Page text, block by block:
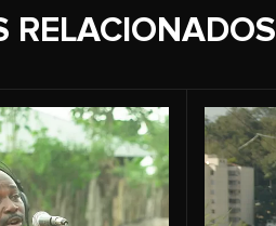
RELACIONADOS